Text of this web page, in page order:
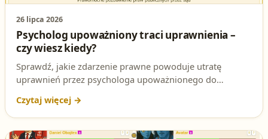
26 lipca 2026
Psycholog upoważniony traci uprawnienia –
czy wiesz kiedy?
Sprawdź, jakie zdarzenie prawne powoduje utratę
uprawnień przez psychologa upoważnionego do
oraz dlaczego to zagadnienie pojawia się na egzaminie.